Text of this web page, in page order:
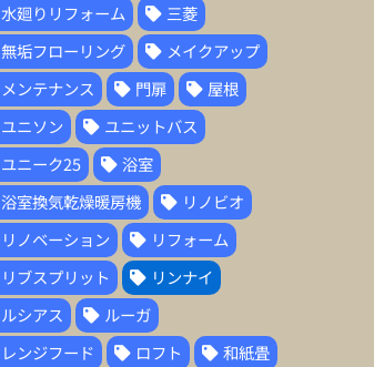
水廻りリフォーム
三菱
無垢フローリング
メイクアップ
メンテナンス
門扉
屋根
ユニソン
ユニットバス
ユニーク25
浴室
浴室換気乾燥暖房機
リノビオ
リノベーション
リフォーム
リブスプリット
リンナイ
ルシアス
ルーガ
レンジフード
ロフト 和紙畳